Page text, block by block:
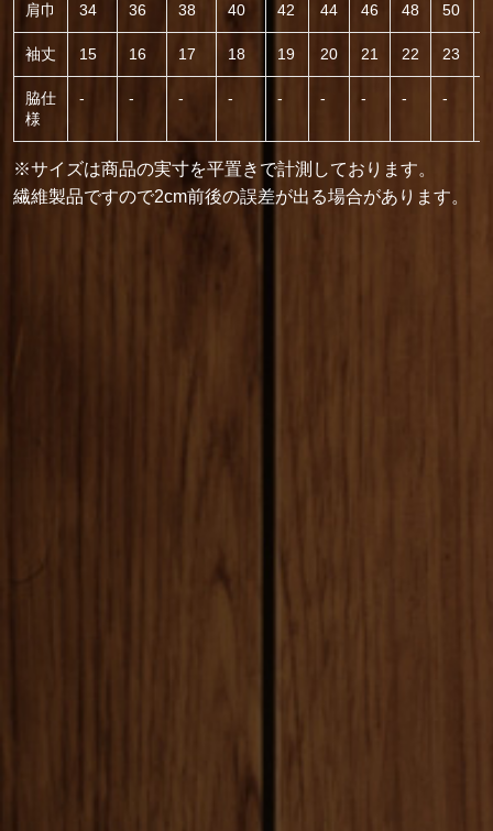
肩巾 34 36 38 40 42 44 46 48 50
袖丈 15 16 17 18 19 20 21 22 23
脇仕
様
- - - - - - - - -
※サイズは商品の実寸を平置きで計測しております。
繊維製品ですので2cm前後の誤差が出る場合があります。